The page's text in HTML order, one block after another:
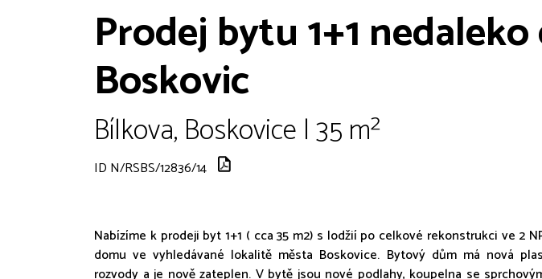
Prodej bytu 1+1
Boskovic
Bílkova, Boskovice | 35 m²
ID N/RSBS/12836/14
Nabízíme k prodeji byt 1+1 ( cca 35 m2) s lodžií po celkové rekonstrukci ve 2
domu ve vyhledávané lokalitě města Boskovice. Bytový dům má nová
rozvody a je nově zateplen. V bytě jsou nové podlahy, koupelna se